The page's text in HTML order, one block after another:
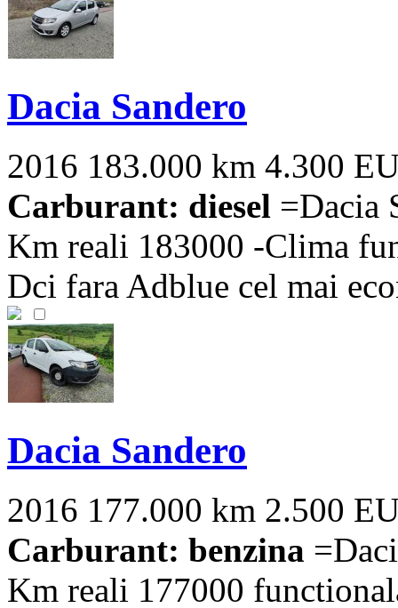
Dacia Sandero
2016 183.000 km 4.300
Carburant: diesel =Dacia
Km reali 183000 -Clima
Dci fara Adblue cel mai
Dacia Sandero
2016 177.000 km 2.500
Carburant: benzina
Km reali 177000